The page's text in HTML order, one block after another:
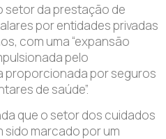
setor da prestação de
por entidades privadas
com uma “expansão
pelo
proporcionada por seguros
de saúde”.
que o setor dos cuidados
sido marcado por um